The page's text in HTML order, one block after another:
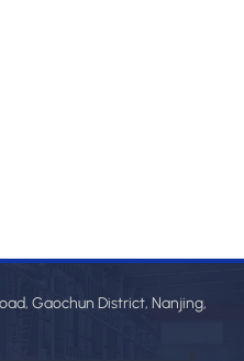
Gaochun District, Nanjing,